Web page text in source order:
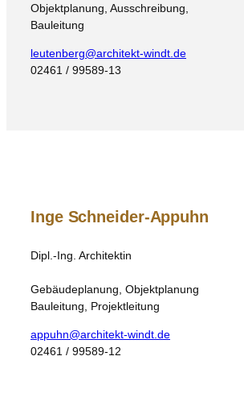
Objektplanung, Ausschreibung,
Bauleitung
leutenberg@architekt-windt.de
02461 / 99589-13
Inge Schneider-Appuhn
Dipl.-Ing. Architektin
Gebäudeplanung, Objektplanung
Bauleitung, Projektleitung
appuhn@architekt-windt.de
02461 / 99589-12